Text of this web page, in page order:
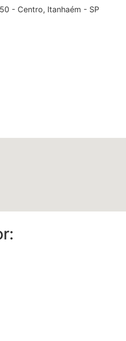
- Centro, Itanhaém - SP